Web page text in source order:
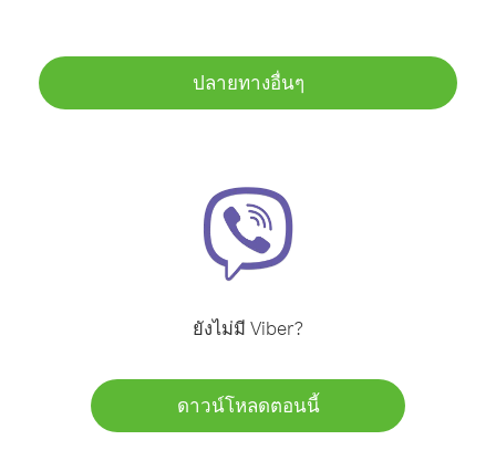
ปลายทางอื่นๆ
ยังไม่มี Viber?
ดาวน์โหลดตอนนี้